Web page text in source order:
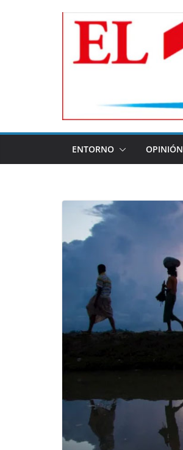
ENTORNO OPINIÓN